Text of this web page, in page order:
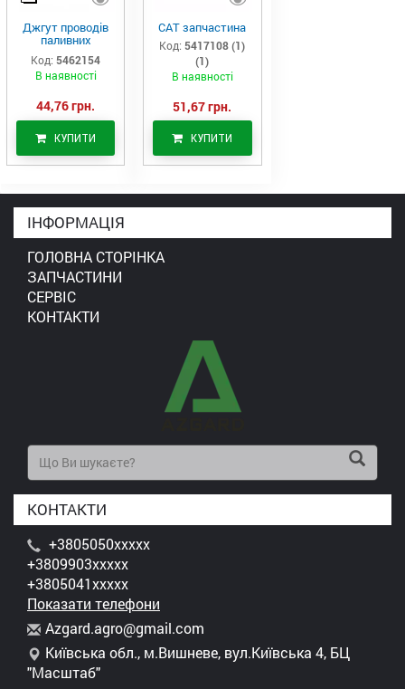
Джгут проводів
паливних
форсунок CAT
C7/C9 (546-2154)
Код: 5462154
В наявності
44,76 грн.
КУПИТИ
САТ запчастина
Код: 5417108 (1)
(1)
В наявності
51,67 грн.
КУПИТИ
ІНФОРМАЦІЯ
ГОЛОВНА СТОРІНКА
ЗАПЧАСТИНИ
СЕРВІС
КОНТАКТИ
КОНТАКТИ
+3805050xxxxx
+3809903xxxxx
+3805041xxxxx
Показати телефони
Azgard.agro@gmail.com
Київська обл., м.Вишневе, вул.Київська 4, БЦ
"Масштаб"